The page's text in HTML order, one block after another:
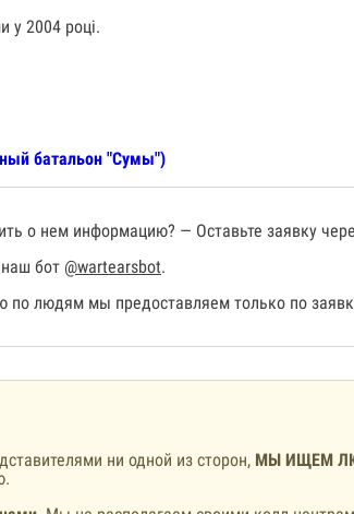
у 2004 році.
батальон "Сумы")
о нем информацию? — Оставьте заявку
бот @wartearsbot.
людям мы предоставляем только по
ни одной из сторон, МЫ ИЩЕМ